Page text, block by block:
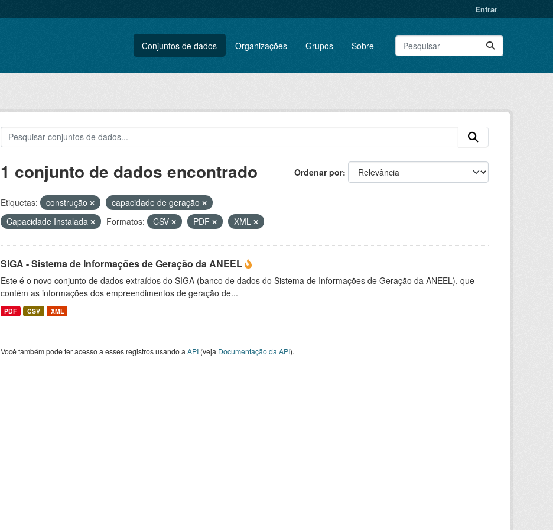
Entrar
Conjuntos de dados Organizações Grupos Sobre
Ordenar por
1 conjunto de dados encontrado
Etiquetas: construção
capacidade de geração
Capacidade Instalada
Formatos: CSV PDF XML
SIGA - Sistema de Informações de Geração da ANEEL
Este é o novo conjunto de dados extraídos do SIGA (banco de dados do Sistema de Informações de Geração da ANEEL), que
contém as informações dos empreendimentos de geração de...
PDF CSV XML
Você também pode ter acesso a esses registros usando a API(veja Documentação da API).